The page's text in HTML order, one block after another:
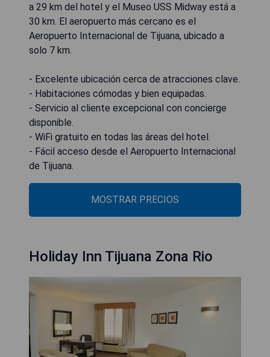
a 29 km del hotel y el Museo USS Midway está a
30 km. El aeropuerto más cercano es el
Aeropuerto Internacional de Tijuana, ubicado a
solo 7 km.
- Excelente ubicación cerca de atracciones clave.
- Habitaciones cómodas y bien equipadas.
- Servicio al cliente excepcional con concierge
disponible.
- WiFi gratuito en todas las áreas del hotel.
- Fácil acceso desde el Aeropuerto Internacional
de Tijuana.
MOSTRAR PRECIOS
Holiday Inn Tijuana Zona Rio